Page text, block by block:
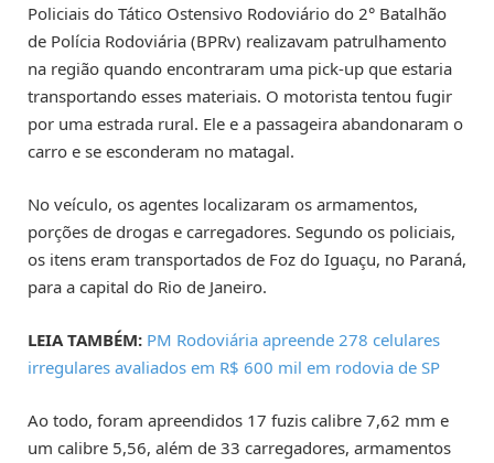
Policiais do Tático Ostensivo Rodoviário do 2° Batalhão
de Polícia Rodoviária (BPRv) realizavam patrulhamento
na região quando encontraram uma pick-up que estaria
transportando esses materiais. O motorista tentou fugir
por uma estrada rural. Ele e a passageira abandonaram o
carro e se esconderam no matagal.
No veículo, os agentes localizaram os armamentos,
porções de drogas e carregadores. Segundo os policiais,
os itens eram transportados de Foz do Iguaçu, no Paraná,
para a capital do Rio de Janeiro.
LEIA TAMBÉM: PM Rodoviária apreende 278 celulares
irregulares avaliados em R$ 600 mil em rodovia de SP
Ao todo, foram apreendidos 17 fuzis calibre 7,62 mm e
um calibre 5,56, além de 33 carregadores, armamentos